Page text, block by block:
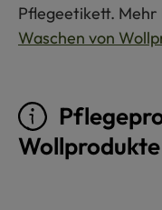
Pflegeetikett. Mehr
Waschen von
Wollprodukte